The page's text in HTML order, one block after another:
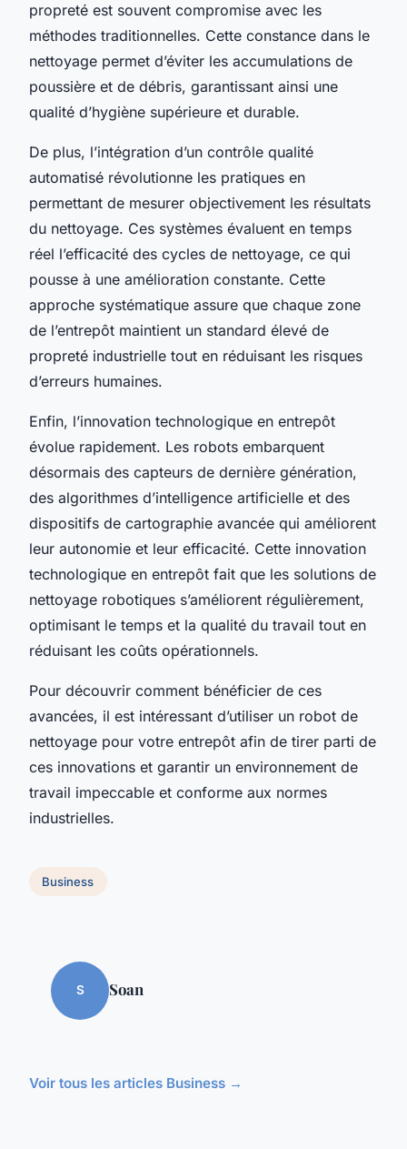
propreté est souvent compromise avec les
méthodes traditionnelles. Cette constance dans le
nettoyage permet d’éviter les accumulations de
poussière et de débris, garantissant ainsi une
qualité d’hygiène supérieure et durable.
De plus, l’intégration d’un contrôle qualité
automatisé révolutionne les pratiques en
permettant de mesurer objectivement les résultats
du nettoyage. Ces systèmes évaluent en temps
réel l’efficacité des cycles de nettoyage, ce qui
pousse à une amélioration constante. Cette
approche systématique assure que chaque zone
de l’entrepôt maintient un standard élevé de
propreté industrielle tout en réduisant les risques
d’erreurs humaines.
Enfin, l’innovation technologique en entrepôt
évolue rapidement. Les robots embarquent
désormais des capteurs de dernière génération,
des algorithmes d’intelligence artificielle et des
dispositifs de cartographie avancée qui améliorent
leur autonomie et leur efficacité. Cette innovation
technologique en entrepôt fait que les solutions de
nettoyage robotiques s’améliorent régulièrement,
optimisant le temps et la qualité du travail tout en
réduisant les coûts opérationnels.
Pour découvrir comment bénéficier de ces
avancées, il est intéressant d’utiliser un robot de
nettoyage pour votre entrepôt afin de tirer parti de
ces innovations et garantir un environnement de
travail impeccable et conforme aux normes
industrielles.
Business
S Soan
Voir tous les articles Business →